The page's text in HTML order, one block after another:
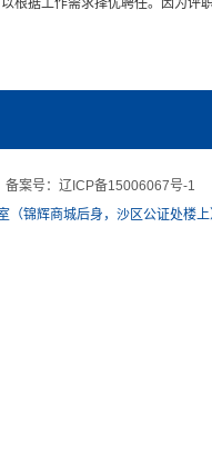
据工作需求择优聘任。因为评
备案号：辽ICP备15006067号-1
锦辉商城后身，沙区公证处楼上